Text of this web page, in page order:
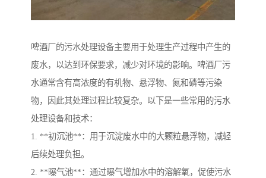
啤酒厂的污水处理设备主要用于处理生产过程中产生的
废水，以达到环保要求，减少对环境的影响。啤酒厂污
水通常含有高浓度的有机物、悬浮物、氮和磷等污染
物，因此其处理过程比较复杂。以下是一些常用的污水
处理设备和技术：
1. **初沉池**：用于沉淀废水中的大颗粒悬浮物，减轻
后续处理负担。
2. **曝气池**：通过曝气增加水中的溶解氧，促使污水